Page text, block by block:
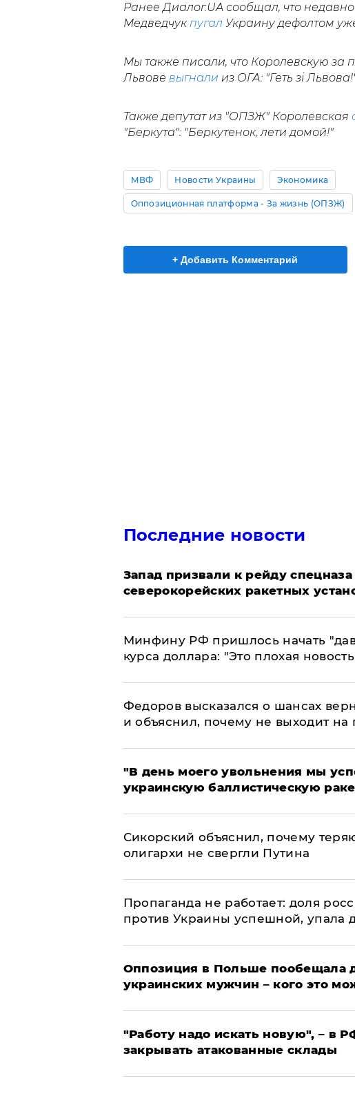
Ранее Диалог.UA сообщал, что
Медведчук пугал Украину дефолтом
Мы также писали, что Королевскую за
Львове выгнали из ОГА: "Геть зі
Также депутат из "ОПЗЖ" Королевская
"Беркута": "Беркутенок, лети домой!"
МВФ Новости Украины Экономика
Оппозиционная платформа - За жизнь (ОПЗЖ)
+ Добавить Комментарий
Последние новости
Запад призвали к рейду
северокорейских ракетных
Минфину РФ пришлось начать
курса доллара: "Это плохая
Федоров высказался о шансах
и объяснил, почему не выходит на
​"В день моего увольнения мы
украинскую баллистическую
Сикорский объяснил, почему
олигархи не свергли Путина
​Пропаганда не работает: доля
против Украины успешной, упала
Оппозиция в Польше пообещала
украинских мужчин – кого это
"Работу надо искать новую", – в
закрывать атакованные склады